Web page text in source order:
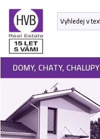
DOMY, CHATY, CHALUPY
ÚVODNÍ
STRÁNKA
NEMOVITOSTI
DEVELOPERSKÉ
PROJEKTY
SLUŽBY